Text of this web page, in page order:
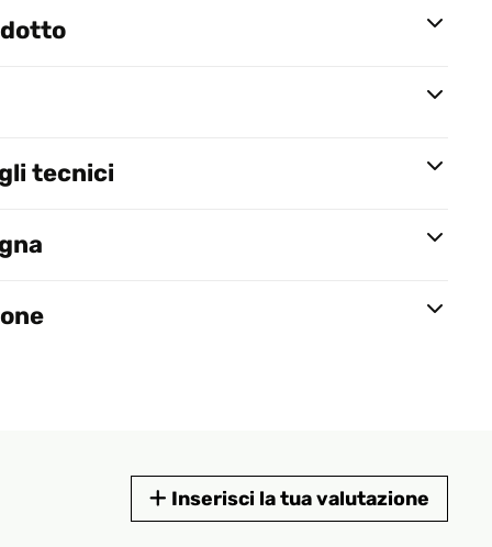
tecnici
Inserisci la tua valutazione